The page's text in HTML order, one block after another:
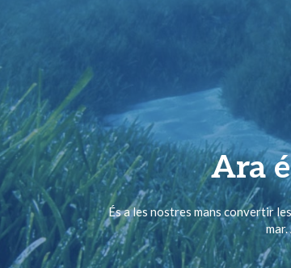
Ara
És a les nostres mans convertir
mar.